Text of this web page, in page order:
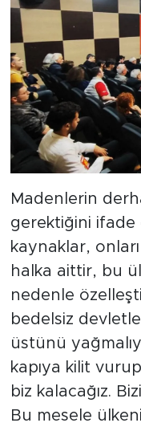
Madenlerin
gerektiğini ifade
kaynaklar,
halka aittir, bu
nedenle
bedelsiz
üstünü
kapıya kilit
biz kalacağız.
Bu mesele